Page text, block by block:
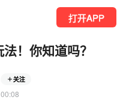
打开APP
！你知道吗？
关注